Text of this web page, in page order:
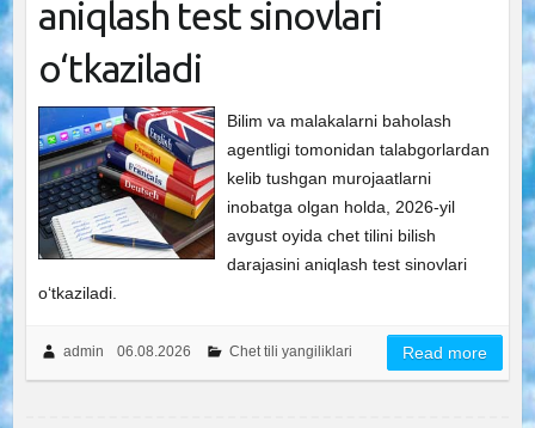
aniqlash test sinovlari
o‘tkaziladi
Bilim va malakalarni baholash
agentligi tomonidan talabgorlardan
kelib tushgan murojaatlarni
inobatga olgan holda, 2026-yil
avgust oyida chet tilini bilish
darajasini aniqlash test sinovlari
o‘tkaziladi.
admin 06.08.2026 Chet tili yangiliklari Read more